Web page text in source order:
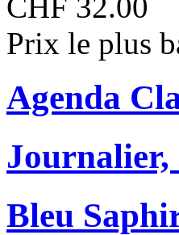
Prix le plus
Agenda
Journalier,
Bleu